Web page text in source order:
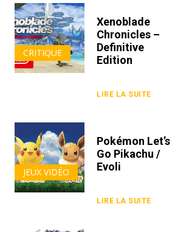
CRITIQUE
Xenoblade
Chronicles –
Definitive
Edition
LIRE LA SUITE
JEUX VIDÉO
Pokémon Let’s
Go Pikachu /
Evoli
LIRE LA SUITE